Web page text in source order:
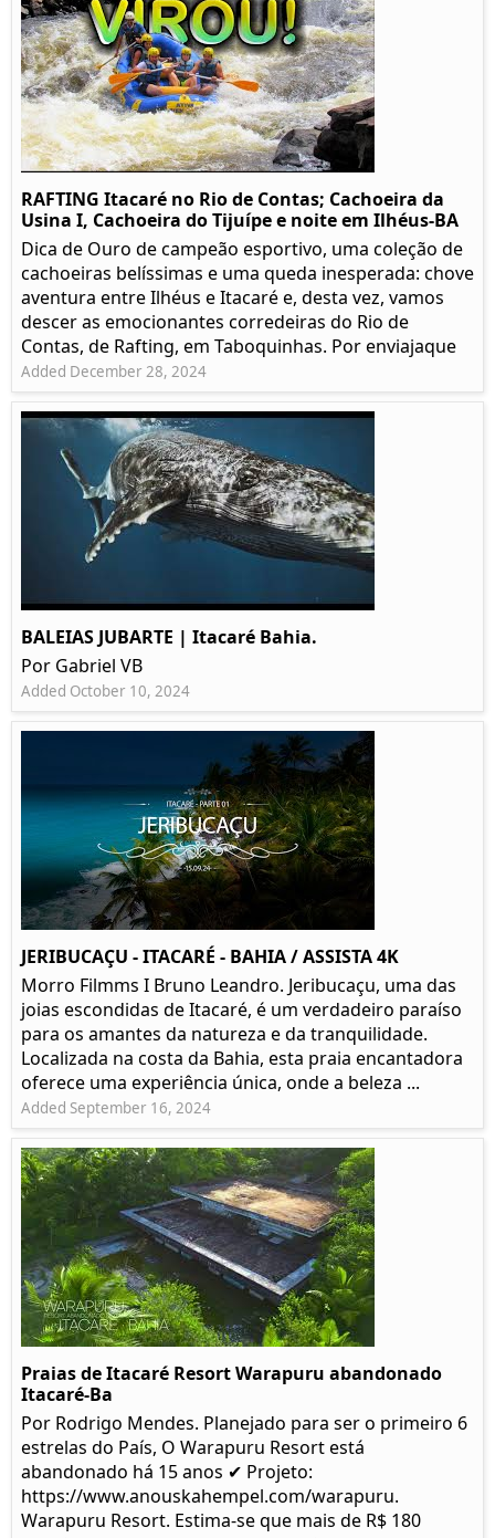
RAFTING Itacaré no Rio de Contas; Cachoeira da
Usina I, Cachoeira do Tijuípe e noite em Ilhéus-BA
Dica de Ouro de campeão esportivo, uma coleção de
cachoeiras belíssimas e uma queda inesperada: chove
aventura entre Ilhéus e Itacaré e, desta vez, vamos
descer as emocionantes corredeiras do Rio de
Contas, de Rafting, em Taboquinhas. Por enviajaque
Added December 28, 2024
BALEIAS JUBARTE | Itacaré Bahia.
Por Gabriel VB
Added October 10, 2024
JERIBUCAÇU - ITACARÉ - BAHIA / ASSISTA 4K
Morro Filmms I Bruno Leandro. Jeribucaçu, uma das
joias escondidas de Itacaré, é um verdadeiro paraíso
para os amantes da natureza e da tranquilidade.
Localizada na costa da Bahia, esta praia encantadora
oferece uma experiência única, onde a beleza ...
Added September 16, 2024
Praias de Itacaré Resort Warapuru abandonado
Itacaré-Ba
Por Rodrigo Mendes. Planejado para ser o primeiro 6
estrelas do País, O Warapuru Resort está
abandonado há 15 anos ✔ Projeto:
https://www.anouskahempel.com/warapuru.
Warapuru Resort. Estima-se que mais de R$ 180